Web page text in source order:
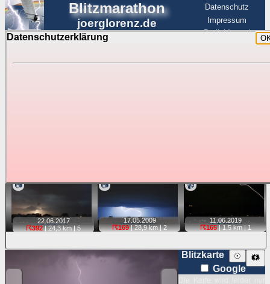
Datenschutzerklärung
Blitzmarathon
joerglorenz.de
Datenschutz
Impressum
BerlinHimmel
Blitzmarathon
Luftfahrt
📷
22.06. 2017
☈392| 24,3 km |5
📷
17.05. 2009
☈169| 28,9 km |2
📹
11.06.2019
☈165| 1,5 km |1
Blitzkarte 🗱
☉
Google